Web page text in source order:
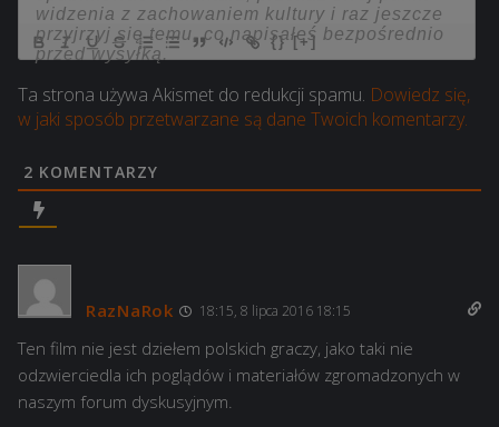
{} [+]
Ta strona używa Akismet do redukcji spamu. Dowiedz się,
w jaki sposób przetwarzane są dane Twoich komentarzy.
2 KOMENTARZY
RazNaRok 18:15, 8 lipca 2016 18:15
Ten film nie jest dziełem polskich graczy, jako taki nie
odzwierciedla ich poglądów i materiałów zgromadzonych w
naszym forum dyskusyjnym.